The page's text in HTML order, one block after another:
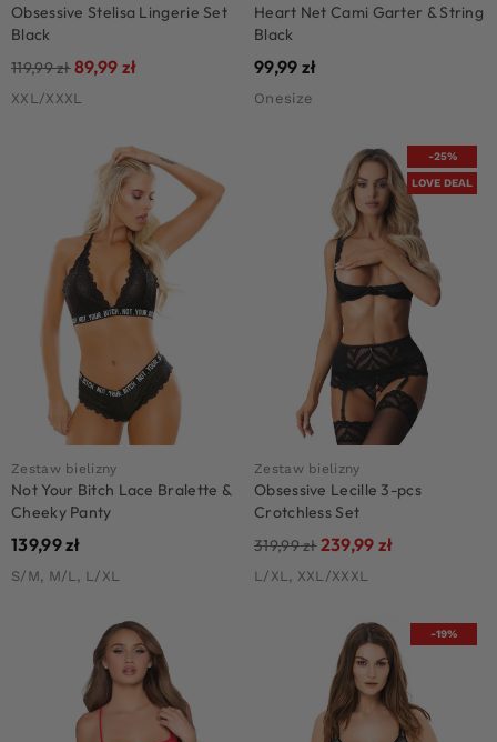
Obsessive Stelisa Lingerie Set
Black
119,99zł89,99 zł
XXL/XXXL
Heart Net Cami Garter & String
Black
99,99 zł
Onesize
Zestaw bielizny
Not Your Bitch Lace Bralette &
Cheeky Panty
139,99zł
S/M, M/L, L/XL
-25%
LOVE DEAL
Zestaw bielizny
Obsessive Lecille 3-pcs
Crotchless Set
319,99zł239,99 zł
L/XL, XXL/XXXL
-19%